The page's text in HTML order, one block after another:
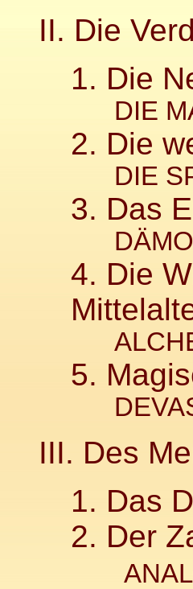
II. Die
1. Die
DIE
2. Die
DIE
3. Das
4. Die
5.
III. Des
1. Das
2. Der